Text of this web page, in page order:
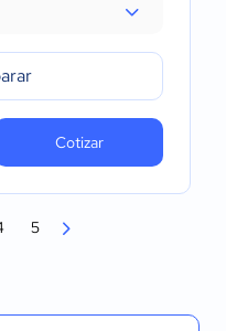
Cotizar
5